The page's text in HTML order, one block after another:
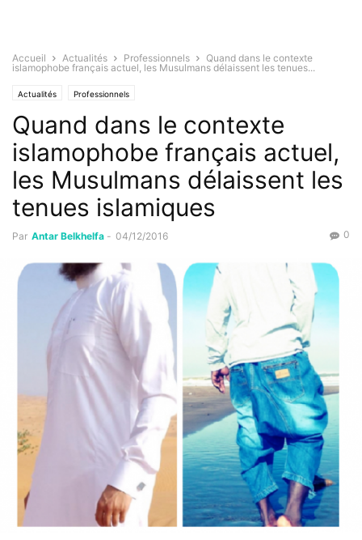
Accueil Actualités Professionnels
Quand dans le contexte
islamophobe français actuel, les Musulmans délaissent les tenues...
Actualités Professionnels
Quand dans le contexte
islamophobe français actuel,
les Musulmans délaissent les
tenues islamiques
Par Antar Belkhelfa - 04/12/2016 0